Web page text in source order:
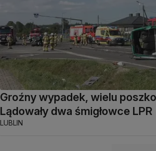
Groźny wypadek, wielu
Lądowały dwa śmigłowce LPR
LUBLIN